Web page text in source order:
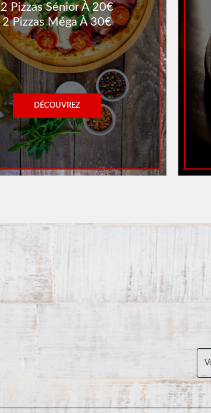
2 Pizzas Sénior À 20€
2 Pizzas Méga À 30€
DÉCOUVREZ